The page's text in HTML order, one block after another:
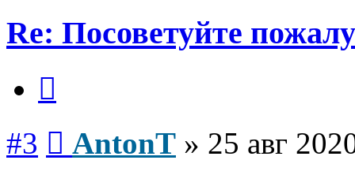
Re: Посоветуйте
#3 AntonT » 25 авг